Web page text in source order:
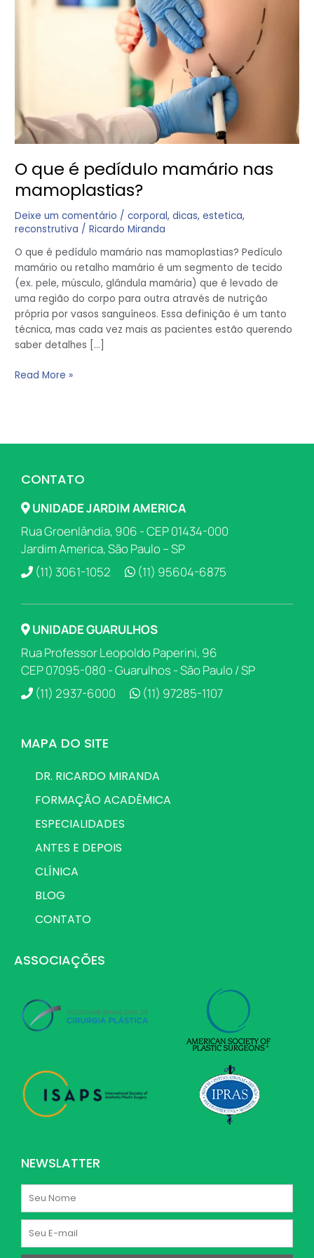
O que é pedídulo mamário nas
mamoplastias?
Deixe um comentário /corporal,dicas,estetica,
reconstrutiva /Ricardo Miranda
O que é pedídulo mamário nas mamoplastias? Pedículo
mamário ou retalho mamário é um segmento de tecido
(ex. pele, músculo, glândula mamária) que é levado de
uma região do corpo para outra através de nutrição
própria por vasos sanguíneos. Essa definição é um tanto
técnica, mas cada vez mais as pacientes estão querendo
saber detalhes […]
pedídulo
Read More »
CONTATO
UNIDADE JARDIM AMERICA
Rua Groenlândia, 906 - CEP 01434-000
Jardim America, São Paulo – SP
(11) 3061-1052
(11) 95604-6875
UNIDADE GUARULHOS
Rua Professor Leopoldo Paperini, 96
CEP 07095-080 - Guarulhos - São Paulo / SP
(11) 2937-6000
(11) 97285-1107
MAPA DO SITE
DR. RICARDO MIRANDA
FORMAÇÃO ACADÊMICA
ESPECIALIDADES
ANTES E DEPOIS
CLÍNICA
BLOG
CONTATO
ASSOCIAÇÕES
NEWSLATTER